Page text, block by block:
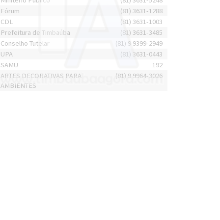
Fórum
(81) 3631-1288
CDL
(81) 3631-1003
Prefeitura de Timbaúba
(81) 3631-3485
Conselho Tutelar
(81) 9 9399-2949
UPA
(81) 3631-0443
SAMU
192
ARTES DECORATIVAS PARA
AMBIENTES
(81) 9 9964-3026